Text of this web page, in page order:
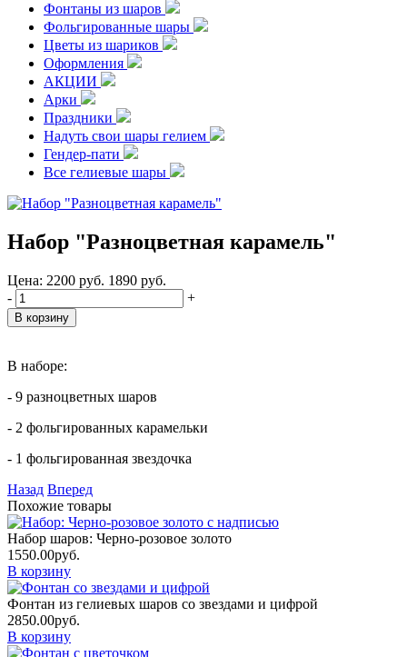
Фонтаны из шаров
Фольгированные шары
Цветы из шариков
Оформления
АКЦИИ
Арки
Праздники
Надуть свои шары гелием
Гендер-пати
Все гелиевые шары
Набор "Разноцветная карамель"
Цена: 2200 руб. 1890 руб.
-
+
В наборе:
- 9 разноцветных шаров
- 2 фольгированных карамельки
- 1 фольгированная звездочка
Назад Вперед
Похожие товары
Набор шаров: Черно-розовое золото
1550.00руб.
В корзину
Фонтан из гелиевых шаров со звездами и цифрой
2850.00руб.
В корзину